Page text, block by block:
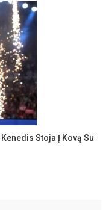
Kenedis Stoja Į Kovą Su